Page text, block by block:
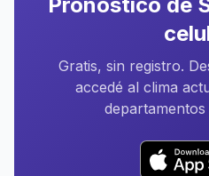
Gratis, sin registro.
accedé al clima